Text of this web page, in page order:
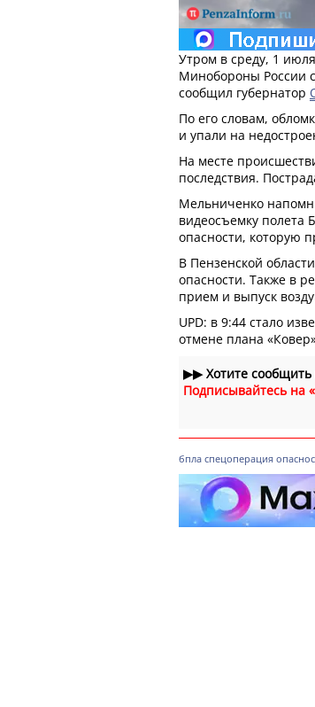
Утром в среду, 1
Минобороны России
сообщил губернатор
По его словам,
и упали на
На месте
последствия.
Мельниченко
видеосъемку полета
опасности, которую
В Пензенской
опасности. Также в
прием и выпуск
UPD: в 9:44 стало
отмене плана
▶▶Хотите сообщить
Подписывайтесь на
бпла спецоперация